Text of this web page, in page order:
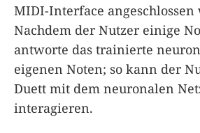
MIDI-Interface angeschlossen
Nachdem der Nutzer einige
antworte das trainierte
eigenen Noten; so kann der
Duett mit dem neuronalen
interagieren.